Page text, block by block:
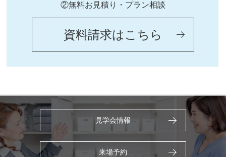
②無料お見積り・プラン相談
資料請求はこちら
見学会情報
来場予約